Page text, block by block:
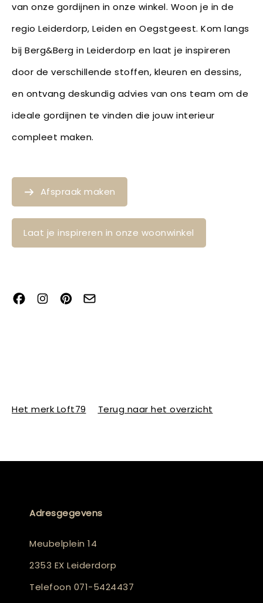
van onze gordijnen in onze winkel. Woon je in de
regio Leiderdorp, Leiden en Oegstgeest. Kom langs
bij Berg&Berg in Leiderdorp en laat je inspireren
door de verschillende stoffen, kleuren en dessins,
en ontvang deskundig advies van ons team om de
ideale gordijnen te vinden die jouw interieur
compleet maken.
Afspraak maken
Laat je inspireren in onze woonwinkel
Het merk Loft79 Terug naar het overzicht
Adresgegevens
Meubelplein 14
2353 EX Leiderdorp
Telefoon 071-5424437